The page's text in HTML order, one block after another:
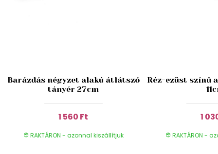
Barázdás négyzet alakú átlátszó
tányér 27cm
1 560 Ft
RAKTÁRON - azonnal kiszállítjuk
Réz-ezüst színű
1
RAKTÁRON -